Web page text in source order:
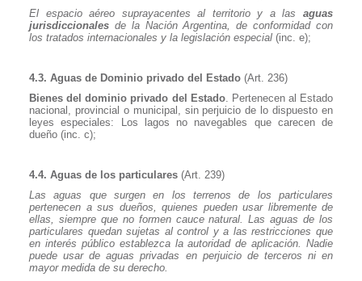
El espacio aéreo suprayacentes al territorio y a las aguas
jurisdiccionales de la Nación Argentina, de conformidad con
los tratados internacionales y la legislación especial (inc. e);
4.3. Aguas de Dominio privado del Estado (Art. 236)
Bienes del dominio privado del Estado. Pertenecen al Estado
nacional, provincial o municipal, sin perjuicio de lo dispuesto en
leyes especiales: Los lagos no navegables que carecen de
dueño (inc. c);
4.4. Aguas de los particulares (Art. 239)
Las aguas que surgen en los terrenos de los particulares
pertenecen a sus dueños, quienes pueden usar libremente de
ellas, siempre que no formen cauce natural. Las aguas de los
particulares quedan sujetas al control y a las restricciones que
en interés público establezca la autoridad de aplicación. Nadie
puede usar de aguas privadas en perjuicio de terceros ni en
mayor medida de su derecho.